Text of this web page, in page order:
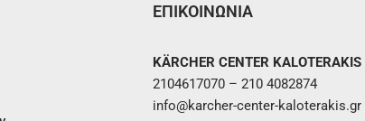
ΕΠΙΚΟΙΝΩΝΙΑ
KÄRCHER CENTER KALOTERAKIS
2104617070 – 210 4082874
info@karcher-center-kaloterakis.gr